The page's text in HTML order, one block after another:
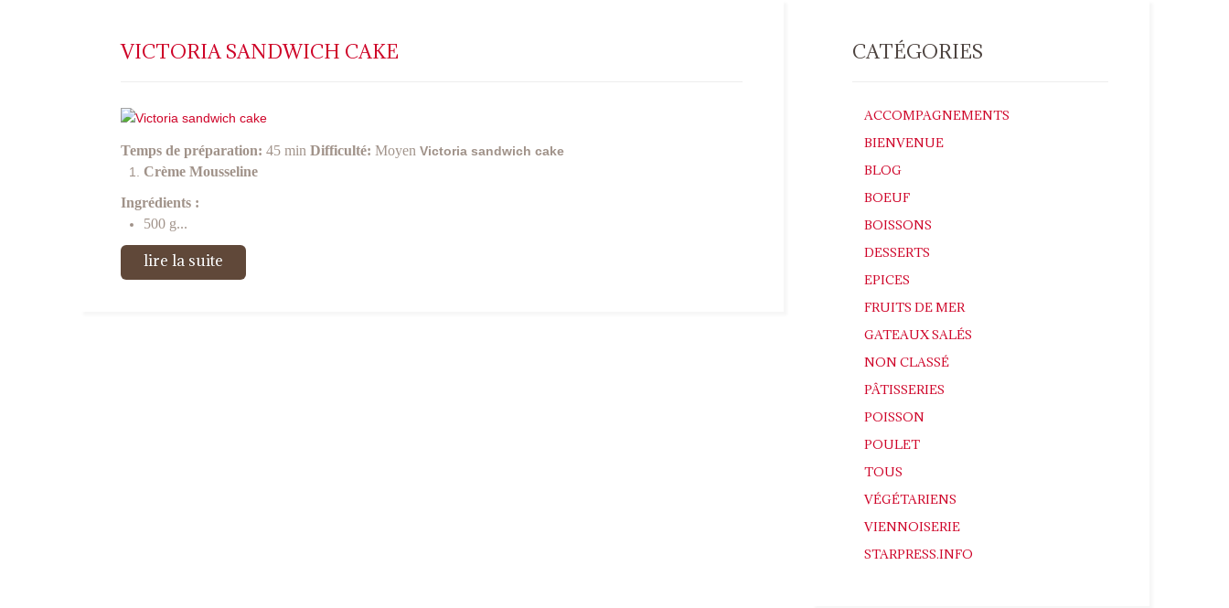
VICTORIA SANDWICH CAKE
Temps de préparation: 45 min Difficulté: Moyen Victoria sandwich cake
Crème Mousseline
Ingrédients :
500 g...
lire la suite
CATÉGORIES
ACCOMPAGNEMENTS
BIENVENUE
BLOG
BOEUF
BOISSONS
DESSERTS
EPICES
FRUITS DE MER
GATEAUX SALÉS
NON CLASSÉ
PÂTISSERIES
POISSON
POULET
TOUS
VÉGÉTARIENS
VIENNOISERIE
STARPRESS.INFO